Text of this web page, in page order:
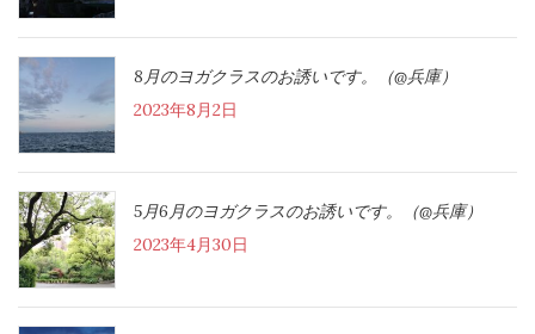
8月のヨガクラスのお誘いです。（@兵庫）
2023年8月2日
5月6月のヨガクラスのお誘いです。（@兵庫）
2023年4月30日